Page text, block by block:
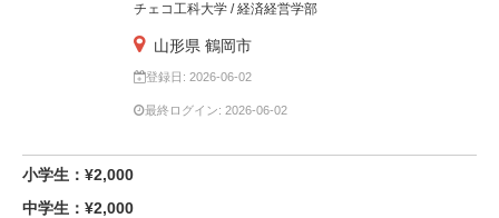
チェコ工科大学 / 経済経営学部
山形県 鶴岡市
登録日: 2026-06-02
最終ログイン: 2026-06-02
小学生：¥2,000
中学生：¥2,000